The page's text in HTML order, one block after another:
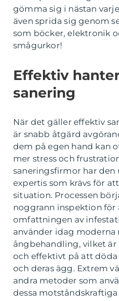
gömma sig i nästan
även sprida sig genom
som böcker, elektronik
smågurkor!
Effektiv
sanering
När det gäller effektiv
är snabb åtgärd
dem på egen hand kan
mer stress och
saneringsfirmor har den
expertis som krävs för
situation. Processen
noggrann inspektion för
omfattningen av
använder idag moderna
ångbehandling, vilket
och effektivt på att
och deras ägg. Extrem
andra metoder som
dessa motståndskraftiga